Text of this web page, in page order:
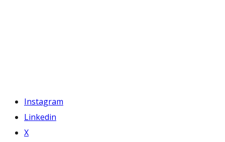
Instagram
Linkedin
X